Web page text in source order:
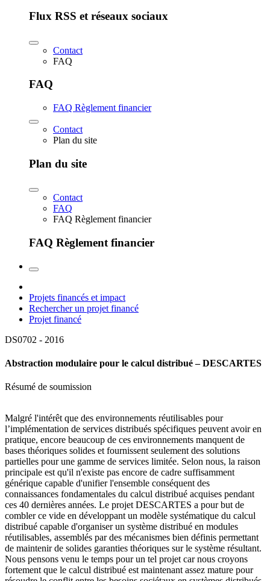
Flux RSS et réseaux sociaux
Contact
FAQ
FAQ
FAQ Règlement financier
Contact
Plan du site
Plan du site
Contact
FAQ
FAQ Règlement financier
FAQ Règlement financier
Projets financés et impact
Rechercher un projet financé
Projet financé
DS0702 - 2016
Abstraction modulaire pour le calcul distribué – DESCARTES
Résumé de soumission
Malgré l'intérêt que des environnements réutilisables pour
l’implémentation de services distribués spécifiques peuvent avoir en
pratique, encore beaucoup de ces environnements manquent de
bases théoriques solides et fournissent seulement des solutions
partielles pour une gamme de services limitée. Selon nous, la raison
principale est qu'il n'existe pas encore de cadre suffisamment
générique capable d'unifier l'ensemble conséquent des
connaissances fondamentales du calcul distribué acquises pendant
ces 40 dernières années. Le projet DESCARTES a pour but de
combler ce vide en développant un modèle systématique du calcul
distribué capable d'organiser un système distribué en modules
réutilisables, assemblés par des mécanismes bien définis permettant
de maintenir de solides garanties théoriques sur le système résultant.
Nous pensons venu le temps pour un tel projet car nous croyons
fortement que le calcul distribué est maintenant assez mature pour